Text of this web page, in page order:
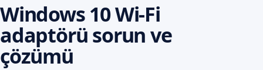
Windows 10 Wi-Fi
adaptörü sorun ve
çözümü